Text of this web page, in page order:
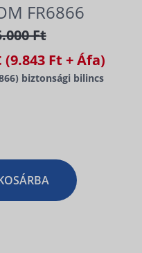
FR6866
Ft
(9.843 Ft + Áfa)
biztonsági bilincs